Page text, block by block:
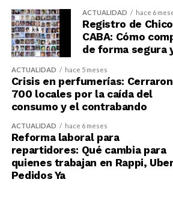
ACTUALIDAD hace 6
Registro de
CABA: Cómo
de forma segura
ACTUALIDAD hace 5 meses
Crisis en perfumerías: Cerraron
700 locales por la caída del
consumo y el contrabando
ACTUALIDAD hace 6 meses
Reforma laboral para
repartidores: Qué cambia para
quienes trabajan en Rappi,
Pedidos Ya